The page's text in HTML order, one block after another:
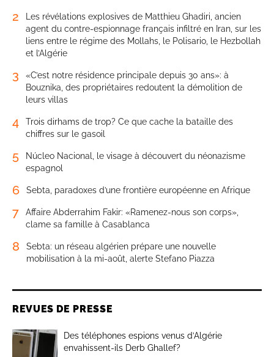
2
Les révélations explosives de Matthieu Ghadiri, ancien
agent du contre-espionnage français infiltré en Iran, sur les
liens entre le régime des Mollahs, le Polisario, le Hezbollah
et l’Algérie
3
«C’est notre résidence principale depuis 30 ans»: à
Bouznika, des propriétaires redoutent la démolition de
leurs villas
4
Trois dirhams de trop? Ce que cache la bataille des
chiffres sur le gasoil
5
Núcleo Nacional, le visage à découvert du néonazisme
espagnol
6 Sebta, paradoxes d’une frontière européenne en Afrique
7
Affaire Abderrahim Fakir: «Ramenez-nous son corps»,
clame sa famille à Casablanca
8
Sebta: un réseau algérien prépare une nouvelle
mobilisation à la mi-août, alerte Stefano Piazza
REVUES DE PRESSE
Des téléphones espions venus d’Algérie
envahissent-ils Derb Ghallef?